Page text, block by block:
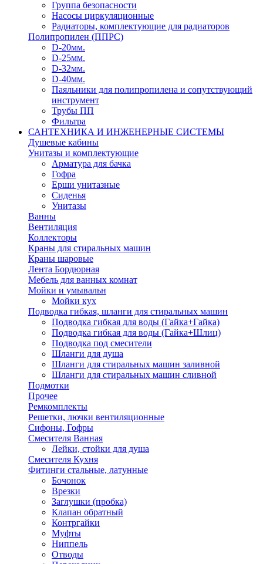
Группа безопасности
Насосы циркуляционные
Радиаторы, комплектующие для радиаторов
Полипропилен (ППРС)
D-20мм.
D-25мм.
D-32мм.
D-40мм.
Паяльники для полипропилена и сопутствующий
инструмент
Трубы ПП
Фильтра
САНТЕХНИКА И ИНЖЕНЕРНЫЕ СИСТЕМЫ
Душевые кабины
Унитазы и комплектующие
Арматура для бачка
Гофра
Ерши унитазные
Сиденья
Унитазы
Ванны
Вентиляция
Коллекторы
Краны для стиральных машин
Краны шаровые
Лента Бордюрная
Мебель для ванных комнат
Мойки и умывальн
Мойки кух
Подводка гибкая, шланги для стиральных машин
Подводка гибкая для воды (Гайка+Гайка)
Подводка гибкая для воды (Гайка+Шлиц)
Подводка под смесители
Шланги для душа
Шланги для стиральных машин заливной
Шланги для стиральных машин сливной
Подмотки
Прочее
Ремкомплекты
Решетки, лючки вентиляционные
Сифоны, Гофры
Смесителя Ванная
Лейки, стойки для душа
Смесителя Кухня
Фитинги стальные, латунные
Бочонок
Врезки
Заглушки (пробка)
Клапан обратный
Контргайки
Муфты
Ниппель
Отводы